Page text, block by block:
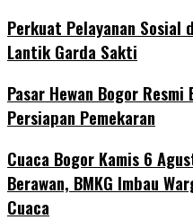
Perkuat Pelayanan Sosial
Lantik Garda Sakti
Pasar Hewan Bogor
Persiapan Pemekaran
Cuaca Bogor Kamis 6
Berawan, BMKG Imbau
Cuaca